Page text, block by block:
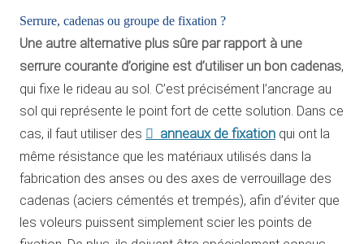
Serrure, cadenas ou groupe de fixation ?
Une autre alternative plus sûre par rapport à une
serrure courante d’origine est d’utiliser un bon cadenas,
qui fixe le rideau au sol. C’est précisément l’ancrage au
sol qui représente le point fort de cette solution. Dans ce
cas, il faut utiliser des
anneaux de fixation qui ont la
même résistance que les matériaux utilisés dans la
fabrication des anses ou des axes de verrouillage des
cadenas (aciers cémentés et trempés), afin d’éviter que
les voleurs puissent simplement scier les points de